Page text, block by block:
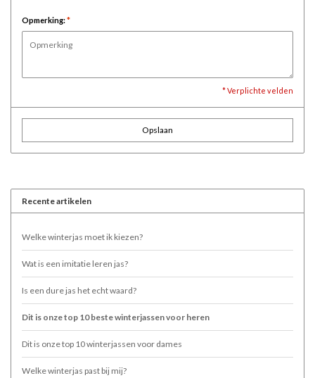
Opmerking:*
* Verplichte velden
Opslaan
Recente artikelen
Welke winterjas moet ik kiezen?
Wat is een imitatie leren jas?
Is een dure jas het echt waard?
Dit is onze top 10 beste winterjassen voor heren
Dit is onze top 10 winterjassen voor dames
Welke winterjas past bij mij?